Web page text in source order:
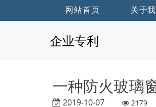
网站首页 关于
企业专利
一种防火玻璃
2019-10-07 2179